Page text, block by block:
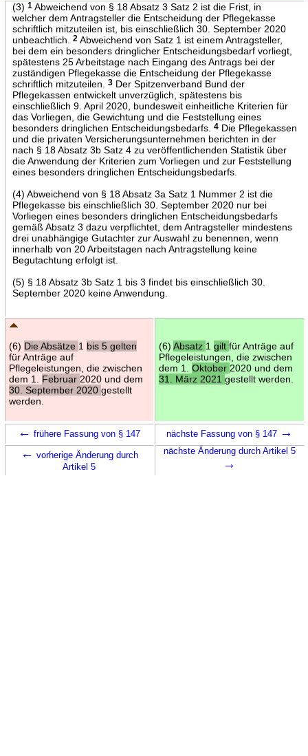
(3) 1Abweichend von § 18 Absatz 3 Satz 2 ist die Frist, in
welcher dem Antragsteller die Entscheidung der Pflegekasse
schriftlich mitzuteilen ist, bis einschließlich 30. September 2020
unbeachtlich.
2Abweichend von Satz 1 ist einem Antragsteller,
bei dem ein besonders dringlicher Entscheidungsbedarf vorliegt,
spätestens 25 Arbeitstage nach Eingang des Antrags bei der
zuständigen Pflegekasse die Entscheidung der Pflegekasse
schriftlich mitzuteilen.
3Der Spitzenverband Bund der
Pflegekassen entwickelt unverzüglich, spätestens bis
einschließlich 9. April 2020, bundesweit einheitliche Kriterien für
das Vorliegen, die Gewichtung und die Feststellung eines
besonders dringlichen Entscheidungsbedarfs.
4Die Pflegekassen
und die privaten Versicherungsunternehmen berichten in der
nach § 18 Absatz 3b Satz 4 zu veröffentlichenden Statistik über
die Anwendung der Kriterien zum Vorliegen und zur Feststellung
eines besonders dringlichen Entscheidungsbedarfs.
(4) Abweichend von § 18 Absatz 3a Satz 1 Nummer 2 ist die
Pflegekasse bis einschließlich 30. September 2020 nur bei
Vorliegen eines besonders dringlichen Entscheidungsbedarfs
gemäß Absatz 3 dazu verpflichtet, dem Antragsteller mindestens
drei unabhängige Gutachter zur Auswahl zu benennen, wenn
innerhalb von 20 Arbeitstagen nach Antragstellung keine
Begutachtung erfolgt ist.
(5) § 18 Absatz 3b Satz 1 bis 3 findet bis einschließlich 30.
September 2020 keine Anwendung.
(6) Die Absätze 1 bis 5 gelten
für Anträge auf
Pflegeleistungen, die zwischen
dem 1. Februar 2020 und dem
30. September 2020 gestellt
werden.
(6) Absatz 1 gilt für Anträge auf
Pflegeleistungen, die zwischen
dem 1. Oktober 2020 und dem
31. März 2021 gestellt werden.
← frühere Fassung von § 147 nächste Fassung von § 147 →
← vorherige Änderung durch
Artikel 5
nächste Änderung durch Artikel 5
→